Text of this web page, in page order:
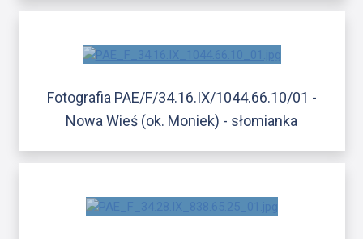
Fotografia PAE/F/34.16.IX/1044.66.10/01 -
Nowa Wieś (ok. Moniek) - słomianka